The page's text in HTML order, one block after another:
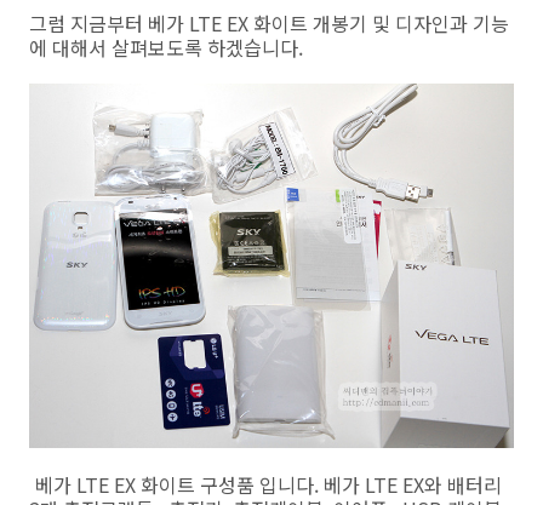
그럼 지금부터 베가 LTE EX 화이트 개봉기 및 디자인과 기능
에 대해서 살펴보도록 하겠습니다.
베가 LTE EX 화이트 구성품 입니다. 베가 LTE EX와 배터리